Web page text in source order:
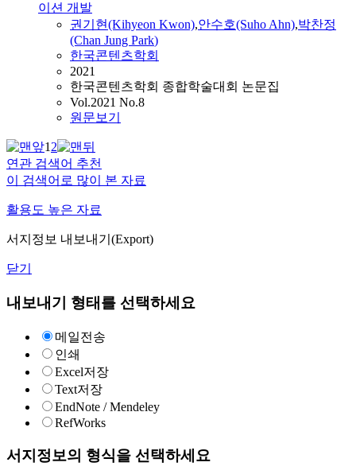
이션 개발
권기현(Kihyeon Kwon),안수호(Suho Ahn),박찬정
(Chan Jung Park)
한국콘텐츠학회
2021
한국콘텐츠학회 종합학술대회 논문집
Vol.2021 No.8
원문보기
12
연관 검색어 추천
이 검색어로 많이 본 자료
활용도 높은 자료
서지정보 내보내기(Export)
닫기
내보내기 형태를 선택하세요
메일전송
인쇄
Excel저장
Text저장
EndNote / Mendeley
RefWorks
서지정보의 형식을 선택하세요